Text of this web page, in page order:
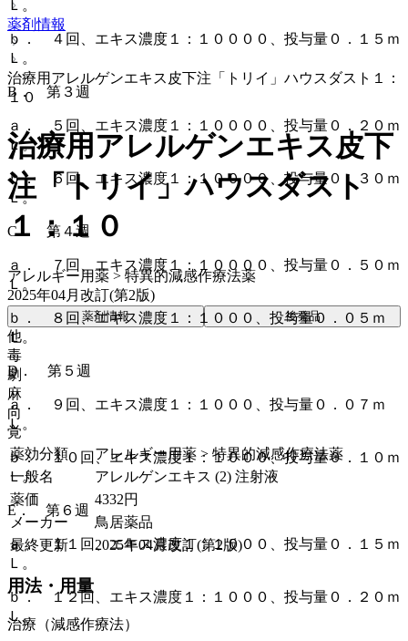
Ｌ。
ｂ． ４回、エキス濃度１：１００００、投与量０．１５ｍ
Ｌ。
B． 第３週
ａ． ５回、エキス濃度１：１００００、投与量０．２０ｍ
Ｌ。
ｂ． ６回、エキス濃度１：１００００、投与量０．３０ｍ
Ｌ。
C． 第４週
ａ． ７回、エキス濃度１：１００００、投与量０．５０ｍ
Ｌ。
ｂ． ８回、エキス濃度１：１０００、投与量０．０５ｍ
Ｌ。
D． 第５週
ａ． ９回、エキス濃度１：１０００、投与量０．０７ｍ
Ｌ。
ｂ． １０回、エキス濃度１：１０００、投与量０．１０ｍ
Ｌ。
E． 第６週
ａ． １１回、エキス濃度１：１０００、投与量０．１５ｍ
Ｌ。
ｂ． １２回、エキス濃度１：１０００、投与量０．２０ｍ
Ｌ。
薬剤情報
治療用アレルゲンエキス皮下注「トリイ」ハウスダスト１：
１０
治療用アレルゲンエキス皮下
注「トリイ」ハウスダスト
１：１０
アレルギー用薬 > 特異的減感作療法薬
2025年04月改訂(第2版)
薬剤情報 後発品
他
毒
劇
麻
向
覚
薬効分類
アレルギー用薬 > 特異的減感作療法薬
一般名
アレルゲンエキス (2) 注射液
薬価
4332円
メーカー
鳥居薬品
最終更新
2025年04月改訂(第2版)
用法・用量
治療（減感作療法）